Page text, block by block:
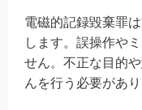
電磁的記録毀棄罪
します。誤操作や
せん。不正な目的
んを行う必要があり